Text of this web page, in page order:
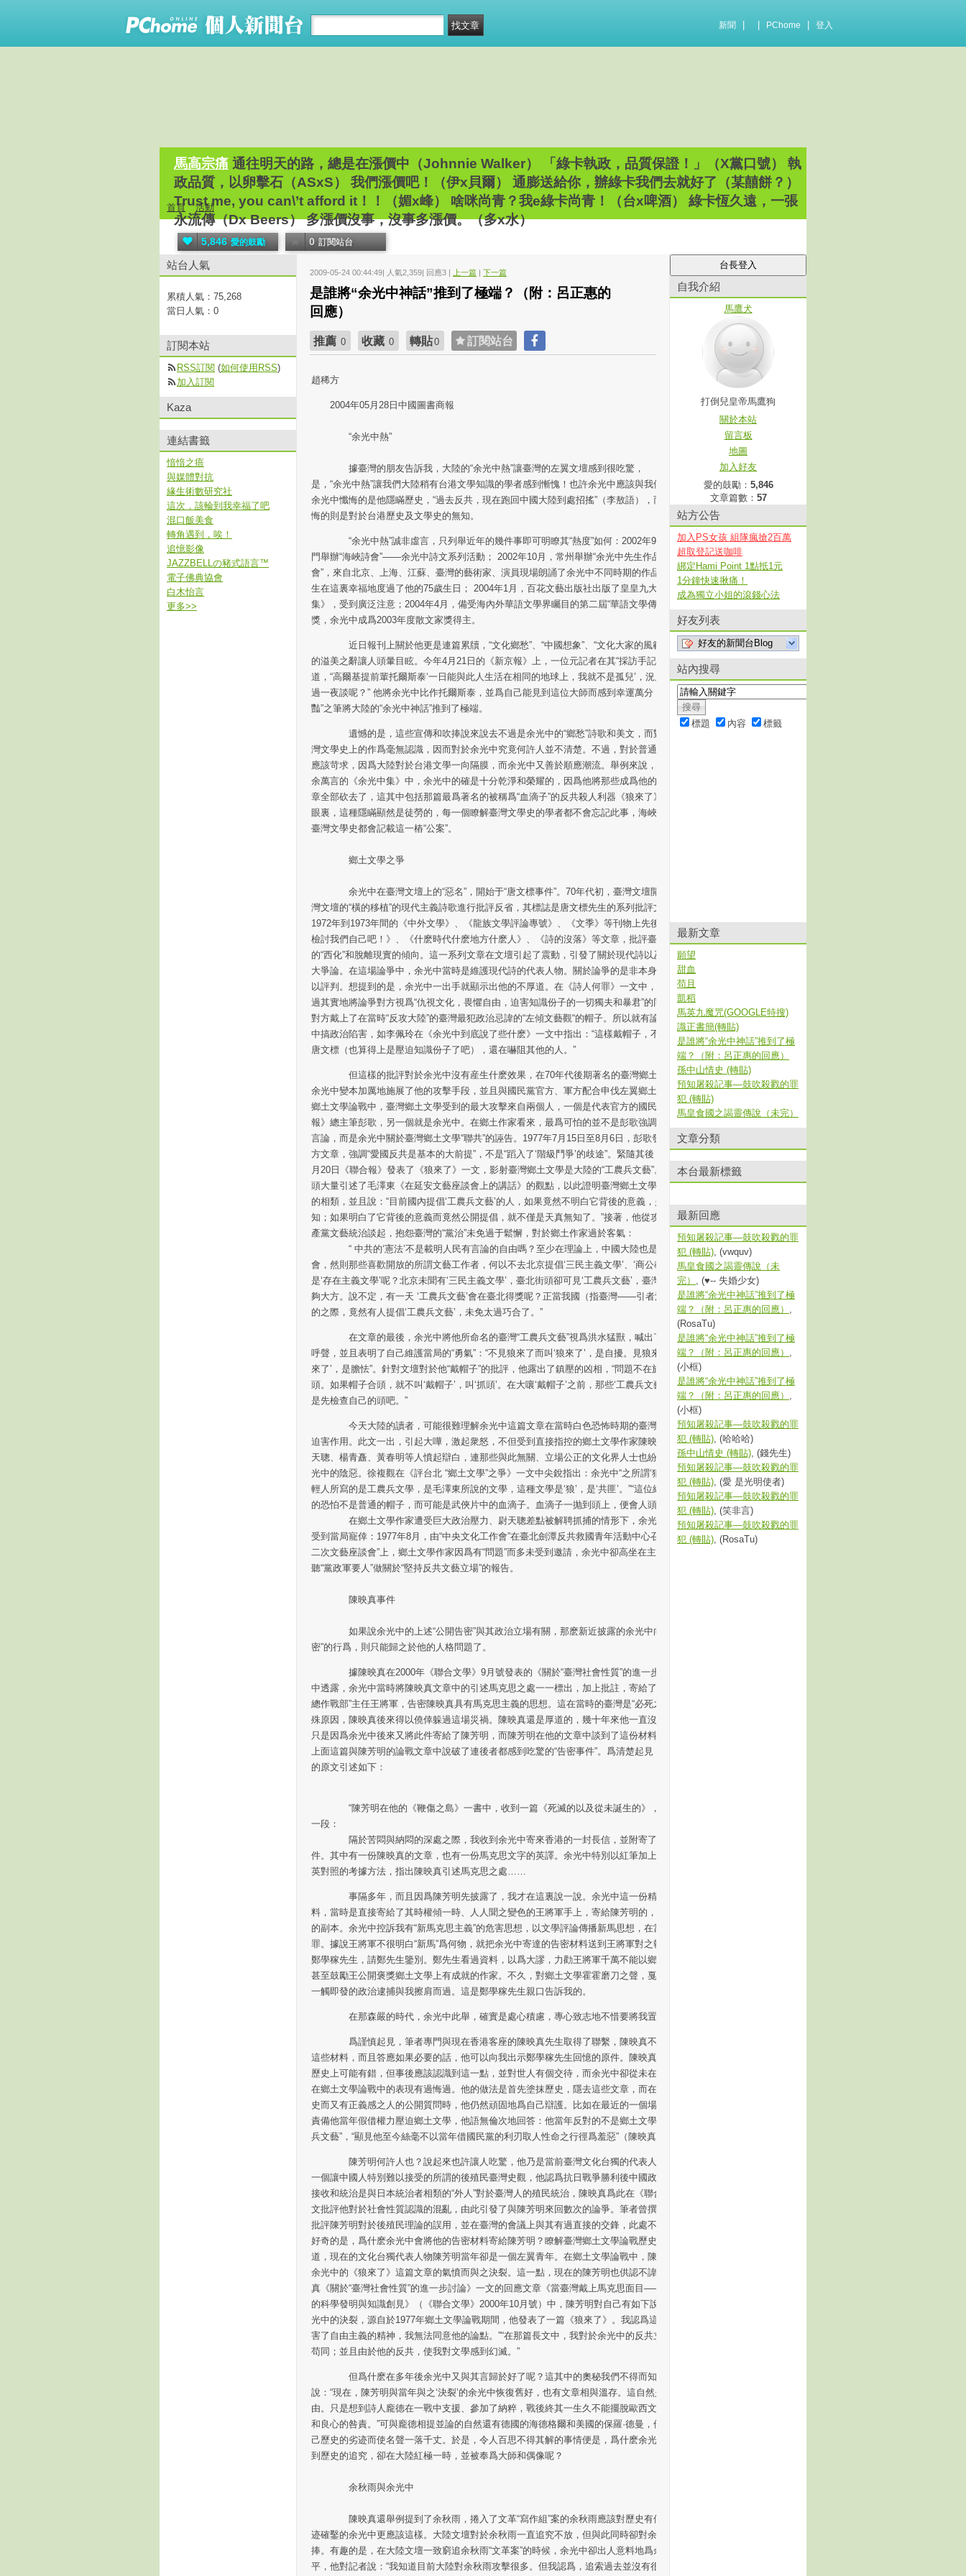
新聞 PChome 登入
馬高宗痛 通往明天的路，總是在漲價中（Johnnie Walker） 「綠卡執政，品質保證！」（X黨口號） 執
政品質，以卵擊石（ASxS） 我們漲價吧！（伊x貝爾） 通膨送給你，辦綠卡我們去就好了（某囍餅？）
Trust me, you can\’t afford it！！（媚x峰） 啥咪尚青？我e綠卡尚青！（台x啤酒） 綠卡恆久遠，一張
永流傳（Dx Beers） 多漲價沒事，沒事多漲價。（多x水）
5,846 愛的鼓勵 0 訂閱站台
首頁 活動
2009-05-24 00:44:49| 人氣2,359| 回應3 | 上一篇 | 下一篇
是誰將“余光中神話”推到了極端？（附：呂正惠的
回應）
推薦 0 收藏 0 轉貼0 訂閱站台
趙稀方
2004年05月28日中國圖書商報
“余光中熱”
據臺灣的朋友告訴我，大陸的“余光中熱”讓臺灣的左翼文壇感到很吃驚， 我想補充的
是，“余光中熱”讓我們大陸稍有台港文學知識的學者感到慚愧！也許余光中應該與我們一道懺悔，
余光中懺悔的是他隱瞞歷史，“過去反共，現在跑回中國大陸到處招搖”（李敖語），而我們應該懺
悔的則是對於台港歷史及文學史的無知。
“余光中熱”誠非虛言，只列舉近年的幾件事即可明瞭其“熱度”如何：2002年9月，福建省專
門舉辦“海峽詩會”——余光中詩文系列活動； 2002年10月，常州舉辦“余光中先生作品朗誦音樂
會”，來自北京、上海、江蘇、臺灣的藝術家、演員現場朗誦了余光中不同時期的作品，余光中先
生在這裏幸福地度過了他的75歲生日； 2004年1月，百花文藝出版社出版了皇皇九大卷《余光中
集》，受到廣泛注意；2004年4月，備受海內外華語文學界矚目的第二屆“華語文學傳媒大獎”開
獎，余光中成爲2003年度散文家獎得主。
近日報刊上關於他更是連篇累牘，“文化鄉愁”、“中國想象”、“文化大家的風範和氣象”之類
的溢美之辭讓人頭暈目眩。今年4月21日的《新京報》上，一位元記者在其“採訪手記”中這樣寫
道，“高爾基提前輩托爾斯泰‘一日能與此人生活在相同的地球上，我就不是孤兒’，況且曾相見並有
過一夜談呢？” 他將余光中比作托爾斯泰，並爲自己能見到這位大師而感到幸運萬分，這段“驚
豔”之筆將大陸的“余光中神話”推到了極端。
遺憾的是，這些宣傳和吹捧說來說去不過是余光中的“鄉愁”詩歌和美文，而對余光中在臺
灣文學史上的作爲毫無認識，因而對於余光中究竟何許人並不清楚。不過，對於普通的讀者也許不
應該苛求，因爲大陸對於台港文學一向隔膜，而余光中又善於順應潮流。舉例來說，在九大卷300
余萬言的《余光中集》中，余光中的確是十分乾淨和榮耀的，因爲他將那些成爲他的歷史污點的文
章全部砍去了，這其中包括那篇最爲著名的被稱爲“血滴子”的反共殺人利器《狼來了》。但在行家
眼裏，這種隱瞞顯然是徒勞的，每一個瞭解臺灣文學史的學者都不會忘記此事，海峽兩岸任何一本
臺灣文學史都會記載這一樁“公案”。
鄉土文學之爭
余光中在臺灣文壇上的“惡名”，開始于“唐文標事件”。70年代初，臺灣文壇開始對一統臺
灣文壇的“橫的移植”的現代主義詩歌進行批評反省，其標誌是唐文標先生的系列批評文章，他在
1972年到1973年間的《中外文學》、《龍族文學評論專號》、《文季》等刊物上先後發表了《先
檢討我們自己吧！》、《什麽時代什麽地方什麽人》、《詩的沒落》等文章，批評臺灣現代詩
的“西化”和脫離現實的傾向。這一系列文章在文壇引起了震動，引發了關於現代詩以及現代主義的
大爭論。在這場論爭中，余光中當時是維護現代詩的代表人物。關於論爭的是非本身，這裏無需加
以評判。想提到的是，余光中一出手就顯示出他的不厚道。在《詩人何罪》一文中，余光中不但言
過其實地將論爭對方視爲“仇視文化，畏懼自由，迫害知識份子的一切獨夫和暴君”的同類；而且給
對方戴上了在當時“反攻大陸”的臺灣最犯政治忌諱的“左傾文藝觀“的帽子。所以就有論者揭露余光
中搞政治陷害，如李佩玲在《余光中到底說了些什麽》一文中指出：“這樣戴帽子，不只是在栽害
唐文標（也算得上是壓迫知識份子了吧），還在嚇阻其他的人。”
但這樣的批評對於余光中沒有産生什麽效果，在70年代後期著名的臺灣鄉土文學論戰中，
余光中變本加厲地施展了他的攻擊手段，並且與國民黨官方、軍方配合申伐左翼鄉土作家。在這場
鄉土文學論戰中，臺灣鄉土文學受到的最大攻擊來自兩個人，一個是代表官方的國民黨《中央日
報》總主筆彭歌，另一個就是余光中。在鄉土作家看來，最爲可怕的並不是彭歌強調“反共”的官方
言論，而是余光中關於臺灣鄉土文學“聯共”的誣告。1977年7月15日至8月6日，彭歌發表了系列官
方文章，強調“愛國反共是基本的大前提”，不是“蹈入了‘階級鬥爭’的歧途”。緊隨其後，余光中在8
月20日《聯合報》發表了《狼來了》一文，影射臺灣鄉土文學是大陸的“工農兵文藝”。他在此文開
頭大量引述了毛澤東《在延安文藝座談會上的講話》的觀點，以此證明臺灣鄉土文學的思想與前者
的相類，並且說：“目前國內提倡‘工農兵文藝’的人，如果竟然不明白它背後的意義，是爲天真無
知；如果明白了它背後的意義而竟然公開提倡，就不僅是天真無知了。”接著，他從攻擊大陸的共
產黨文藝統治談起，抱怨臺灣的“黨治”未免過于鬆懈，對於鄉土作家過於客氣：
“ 中共的‘憲法’不是載明人民有言論的自由嗎？至少在理論上，中國大陸也是一個開放的社
會，然則那些喜歡開放的所謂文藝工作者，何以不去北京提倡‘三民主義文學’、‘商公教文學’，或
是‘存在主義文學’呢？北京未聞有‘三民主義文學’，臺北街頭卻可見‘工農兵文藝’，臺灣的文化界真
夠大方。說不定，有一天 ‘工農兵文藝’會在臺北得獎呢？正當我國（指臺灣——引者注）外遭逆境
的之際，竟然有人提倡‘工農兵文藝’，未免太過巧合了。”
在文章的最後，余光中將他所命名的臺灣“工農兵文藝”視爲洪水猛獸，喊出了“狼來了”的
呼聲，並且表明了自己維護當局的“勇氣”：“不見狼來了而叫‘狼來了’，是自擾。見狼來了而不叫‘狼
來了’，是膽怯”。針對文壇對於他“戴帽子”的批評，他露出了鎮壓的凶相，“問題不在於帽子，在
頭。如果帽子合頭，就不叫‘戴帽子’，叫‘抓頭’。在大嚷‘戴帽子’之前，那些‘工農兵文藝工作者’，還
是先檢查自己的頭吧。”
今天大陸的讀者，可能很難理解余光中這篇文章在當時白色恐怖時期的臺灣所起到的政治
迫害作用。此文一出，引起大嘩，激起衆怒，不但受到直接指控的鄉土文學作家陳映真、王拓、尉
天聰、楊青矗、黃春明等人憤起辯白，連那些與此無關、立場公正的文化界人士也紛紛撰文批評余
光中的陰惡。徐複觀在《評台北 “鄉土文學”之爭》一文中尖銳指出：余光中“之所謂‘狼’是指這些年
輕人所寫的是工農兵文學，是毛澤東所說的文學，這種文學是‘狼’，是‘共匪’。”“這位給年輕人所戴
的恐怕不是普通的帽子，而可能是武俠片中的血滴子。血滴子一抛到頭上，便會人頭落地。”
在鄉土文學作家遭受巨大政治壓力、尉天聰差點被解聘抓捕的情形下，余光中卻因有功而
受到當局寵倖：1977年8月，由“中央文化工作會”在臺北劍潭反共救國青年活動中心召開的“全國第
二次文藝座談會”上，鄉土文學作家因爲有“問題”而多未受到邀請，余光中卻高坐在主席臺上，傾
聽“黨政軍要人”做關於“堅持反共文藝立場”的報告。
陳映真事件
如果說余光中的上述“公開告密”與其政治立場有關，那麽新近披露的余光中向軍方“私下告
密”的行爲，則只能歸之於他的人格問題了。
據陳映真在2000年《聯合文學》9月號發表的《關於“臺灣社會性質”的進一步討論》一文
中透露，余光中當時將陳映真文章中的引述馬克思之處一一標出，加上批註，寄給了當時“國防部
總作戰部”主任王將軍，告密陳映真具有馬克思主義的思想。這在當時的臺灣是“必死之罪”，因爲特
殊原因，陳映真後來得以僥倖躲過這場災禍。陳映真還是厚道的，幾十年來他一直沒有披露此事，
只是因爲余光中後來又將此件寄給了陳芳明，而陳芳明在他的文章中談到了這份材料，陳映真才在
上面這篇與陳芳明的論戰文章中說破了連後者都感到吃驚的“告密事件”。爲清楚起見，茲將陳映真
的原文引述如下：
“陳芳明在他的《鞭傷之島》一書中，收到一篇《死滅的以及從未誕生的》，其中有這麽
一段：
隔於苦悶與納悶的深處之際，我收到余光中寄來香港的一封長信，並附寄了幾份影印文
件。其中有一份陳映真的文章，也有一份馬克思文字的英譯。余光中特別以紅筆加上眉批，並用中
英對照的考據方法，指出陳映真引述馬克思之處……
事隔多年，而且因爲陳芳明先披露了，我才在這裏說一說。余光中這一份精心羅織的材
料，當時是直接寄給了其時權傾一時、人人聞之變色的王將軍手上，寄給陳芳明的，應是這告密信
的副本。余光中控訴我有“新馬克思主義”的危害思想，以文學評論傳播新馬思想，在當時是必死之
罪。據說王將軍不很明白“新馬”爲何物，就把余光中寄達的告密材料送到王將軍對之執師禮甚恭的
鄭學稼先生，請鄭先生鑒別。鄭先生看過資料，以爲大謬，力勸王將軍千萬不能以鄉土文學興獄，
甚至鼓勵王公開褒獎鄉土文學上有成就的作家。不久，對鄉土文學霍霍磨刀之聲，戛然而止，一場
一觸即發的政治逮捕與我擦肩而過。這是鄭學稼先生親口告訴我的。
在那森嚴的時代，余光中此舉，確實是處心積慮，專心致志地不惜要將我置於死地的。”
爲謹慎起見，筆者專門與現在香港客座的陳映真先生取得了聯繫，陳映真不但允許我引用
這些材料，而且答應如果必要的話，他可以向我出示鄭學稼先生回憶的原件。陳映真對我說：人在
歷史上可能有錯，但事後應該認識到這一點，並對世人有個交待，而余光中卻從未在任何場合對他
在鄉土文學論戰中的表現有過悔過。他的做法是首先塗抹歷史，隱去這些文章，而在面對能記住歷
史而又有正義感之人的公開質問時，他仍然頑固地爲自己辯護。比如在最近的一個場合，一個青年
責備他當年假借權力壓迫鄉土文學，他語無倫次地回答：他當年反對的不是鄉土文學，而是“工農
兵文藝”，“顯見他至今絲毫不以當年借國民黨的利刃取人性命之行徑爲羞惡”（陳映真）。
陳芳明何許人也？說起來也許讓人吃驚，他乃是當前臺灣文化台獨的代表人物。陳芳明有
一個讓中國人特別難以接受的所謂的後殖民臺灣史觀，他認爲抗日戰爭勝利後中國政府對於臺灣的
接收和統治是與日本統治者相類的“外人”對於臺灣人的殖民統治，陳映真爲此在《聯合文學》上撰
文批評他對於社會性質認識的混亂，由此引發了與陳芳明來回數次的論爭。筆者曾撰文從西學角度
批評陳芳明對於後殖民理論的誤用，並在臺灣的會議上與其有過直接的交鋒，此處不贅。讓人感到
好奇的是，爲什麽余光中會將他的告密材料寄給陳芳明？瞭解臺灣鄉土文學論戰歷史的人可能會知
道，現在的文化台獨代表人物陳芳明當年卻是一個左翼青年。在鄉土文學論戰中，陳芳明因爲對於
余光中的《狼來了》這篇文章的氣憤而與之決裂。這一點，現在的陳芳明也供認不諱。在對於陳映
真《關於“臺灣社會性質”的進一步討論》一文的回應文章《當臺灣戴上馬克思面目——再答陳映真
的科學發明與知識創見》（《聯合文學》2000年10月號）中，陳芳明對自己有如下說明： “我與余
光中的決裂，源自於1977年鄉土文學論戰期間，他發表了一篇《狼來了》。我認爲這篇短文，傷
害了自由主義的精神，我無法同意他的論點。”“在那篇長文中，我對於余光中的反共立場表示不能
苟同；並且由於他的反共，使我對文學感到幻滅。”
但爲什麽在多年後余光中又與其言歸於好了呢？這其中的奧秘我們不得而知。陳映真
說：“現在，陳芳明與當年與之‘決裂’的余光中恢復舊好，也有文章相與溫存。這自然是陳芳明的自
由。只是想到詩人龐德在一戰中支援、參加了納粹，戰後終其一生久不能擺脫歐西文壇批判的壓力
和良心的咎責。”可與龐德相提並論的自然還有德國的海德格爾和美國的保羅·德曼，他們都因爲自
己歷史的劣迹而使名聲一落千丈。於是，令人百思不得其解的事情便是，爲什麽余光中非但沒有受
到歷史的追究，卻在大陸紅極一時，並被奉爲大師和偶像呢？
余秋雨與余光中
陳映真還舉例提到了余秋雨，捲入了文革“寫作組”案的余秋雨應該對歷史有個交待，而劣
迹確鑿的余光中更應該這樣。大陸文壇對於余秋雨一直追究不放，但與此同時卻對余光中大加吹
捧。有趣的是，在大陸文壇一致窮追余秋雨“文革案”的時候，余光中卻出人意料地爲余秋雨大抱不
平，他對記者說：“我知道目前大陸對余秋雨攻擊很多。但我認爲，追索過去並沒有很大的必
自我介紹
馬鷹犬
打倒兒皇帝馬鷹狗
關於本站
留言板
地圖
加入好友
愛的鼓勵： 5,846
文章篇數： 57
站方公告
加入PS女孩 組隊瘋搶2百萬
超取登記送咖啡
綁定Hami Point 1點抵1元
1分鐘快速揪痛！
成為獨立小姐的滾錢心法
好友列表
好友的新聞台Blog
站內搜尋
標題 內容 標籤
最新文章
願望
甜血
苟且
凱稻
馬英九魔咒(GOOGLE特搜)
識正書簡(轉貼)
是誰將“余光中神話”推到了極
端？（附：呂正惠的回應）
孫中山情史 (轉貼)
預知屠殺記事—鼓吹殺戮的罪
犯 (轉貼)
馬皇食國之謁靈傳說（未完）
文章分類
本台最新標籤
最新回應
預知屠殺記事—鼓吹殺戮的罪
犯 (轉貼), (vwquv)
馬皇食國之謁靈傳說（未
完） , (♥-- 失婚少女)
是誰將“余光中神話”推到了極
端？（附：呂正惠的回應） ,
(RosaTu)
是誰將“余光中神話”推到了極
端？（附：呂正惠的回應） ,
(小框)
是誰將“余光中神話”推到了極
端？（附：呂正惠的回應） ,
(小框)
預知屠殺記事—鼓吹殺戮的罪
犯 (轉貼), (哈哈哈)
孫中山情史 (轉貼), (錢先生)
預知屠殺記事—鼓吹殺戮的罪
犯 (轉貼), (愛 是光明使者)
預知屠殺記事—鼓吹殺戮的罪
犯 (轉貼), (笑非言)
預知屠殺記事—鼓吹殺戮的罪
犯 (轉貼), (RosaTu)
站台人氣
累積人氣： 75,268
當日人氣： 0
訂閱本站
RSS訂閱 (如何使用RSS)
加入訂閱
Kaza
連結書籤
愔愔之瘖
與媒體對抗
緣生術數研究社
這次，該輪到我幸福了吧
混口飯美食
轉角遇到，唉！
追憶影像
JAZZBELLの豬式語言™
電子佛典協會
白木怡言
更多>>